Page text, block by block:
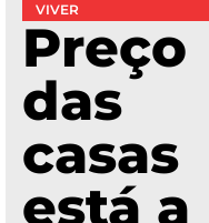
VIVER
Preço
das
casas
está a